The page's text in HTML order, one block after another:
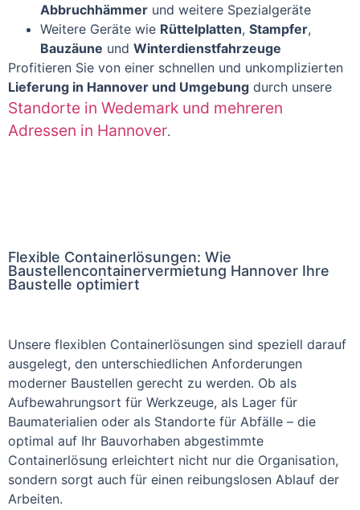
Abbruchhämmer und weitere Spezialgeräte
Weitere Geräte wie Rüttelplatten, Stampfer,
Bauzäune und Winterdienstfahrzeuge
Profitieren Sie von einer schnellen und unkomplizierten
Lieferung in Hannover und Umgebung durch unsere
Standorte in Wedemark und mehreren
Adressen in Hannover.
Flexible Containerlösungen: Wie
Baustellencontainervermietung Hannover Ihre
Baustelle optimiert
Unsere flexiblen Containerlösungen sind speziell darauf
ausgelegt, den unterschiedlichen Anforderungen
moderner Baustellen gerecht zu werden. Ob als
Aufbewahrungsort für Werkzeuge, als Lager für
Baumaterialien oder als Standorte für Abfälle – die
optimal auf Ihr Bauvorhaben abgestimmte
Containerlösung erleichtert nicht nur die Organisation,
sondern sorgt auch für einen reibungslosen Ablauf der
Arbeiten.